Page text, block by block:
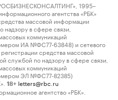
1995–
агентства «РБК»
массовой информации
в сфере связи,
коммуникаций
ИА №ФС77-63848) и сетевого
средства массовой
службой по надзору в сфере связи,
коммуникаций
ЭЛ №ФС77-82385)
18+ letters@rbc.ru
агентство «РБК».